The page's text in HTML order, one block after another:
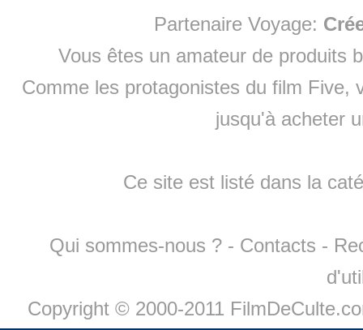
Partenaire Voyage:
Vous êtes un amateur de produits
Comme les protagonistes du film Five,
jusqu'à acheter
Ce site est listé dans la
Qui sommes-nous ? - Contacts -
Copyright © 2000-2011